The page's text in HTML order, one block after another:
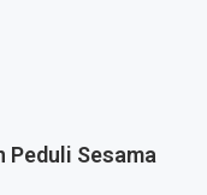
Peduli Sesama